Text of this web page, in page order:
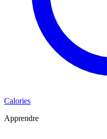
Calories
Apprendre